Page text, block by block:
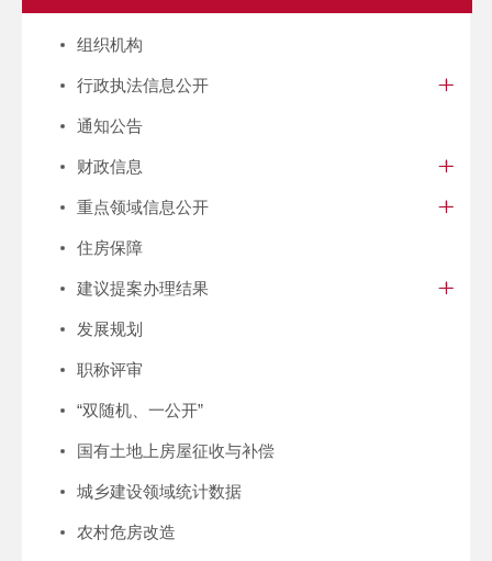
组织机构
行政执法信息公开
通知公告
财政信息
重点领域信息公开
住房保障
建议提案办理结果
发展规划
职称评审
“双随机、一公开”
国有土地上房屋征收与补偿
城乡建设领域统计数据
农村危房改造